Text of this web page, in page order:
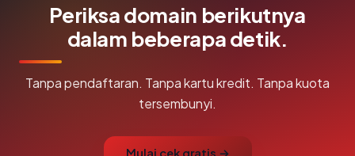
Periksa domain berikutnya
dalam beberapa detik.
Tanpa pendaftaran. Tanpa kartu kredit. Tanpa kuota
tersembunyi.
Mulai cek gratis →